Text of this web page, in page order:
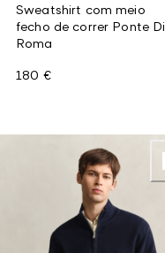
Sweatshirt com meio
fecho de correr Ponte Di
Roma
180 €